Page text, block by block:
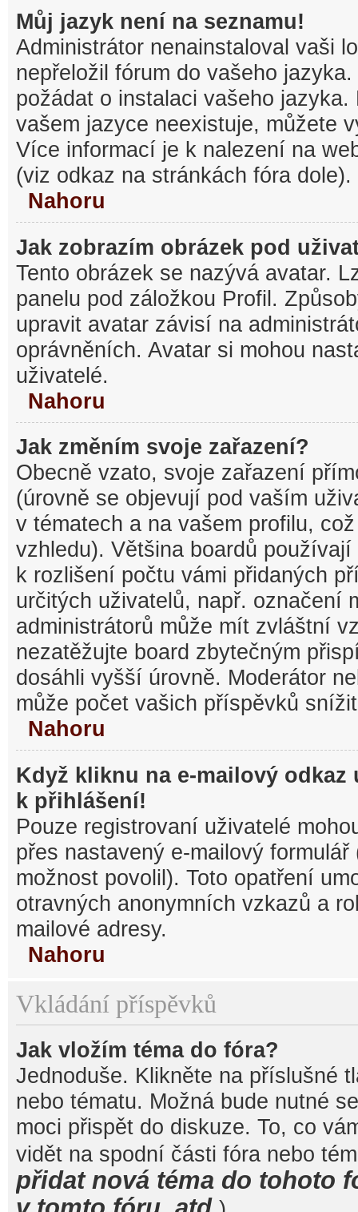
Můj jazyk není na seznamu!
Administrátor nenainstaloval vaši
nepřeložil fórum do vašeho
požádat o instalaci vašeho
vašem jazyce neexistuje, můžete
Více informací je k nalezení na
(viz odkaz na stránkách fóra dole).
Nahoru
Jak zobrazím obrázek pod
Tento obrázek se nazývá avatar.
panelu pod záložkou Profil.
upravit avatar závisí na
oprávněních. Avatar si mohou
uživatelé.
Nahoru
Jak změním svoje zařazení?
Obecně vzato, svoje zařazení
(úrovně se objevují pod vaším
v tématech a na vašem profilu,
vzhledu). Většina boardů
k rozlišení počtu vámi přidaných
určitých uživatelů, např. označení
administrátorů může mít zvláštní
nezatěžujte board zbytečným
dosáhli vyšší úrovně. Moderátor
může počet vašich příspěvků
Nahoru
Když kliknu na e-mailový odkaz
k přihlášení!
Pouze registrovaní uživatelé
přes nastavený e-mailový
možnost povolil). Toto opatření
otravných anonymních vzkazů a
mailové adresy.
Nahoru
Vkládání příspěvků
Jak vložím téma do fóra?
Jednoduše. Klikněte na příslušné
nebo tématu. Možná bude nutné
moci přispět do diskuze. To, co
vidět na spodní části fóra nebo
přidat nová téma do tohoto